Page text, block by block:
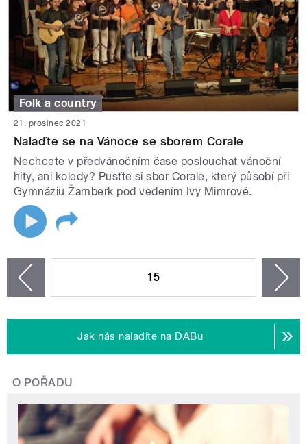
Folk a country
21. prosinec 2021
Nalaďte se na Vánoce se sborem Corale
Nechcete v předvánočním čase poslouchat vánoční
hity, ani koledy? Pusťte si sbor Corale, který působí při
Gymnáziu Žamberk pod vedením Ivy Mimrové.
15
Jak nás naladíte na DABu
O POŘADU